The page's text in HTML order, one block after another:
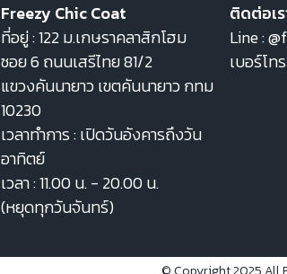
Freezy Chic Coat
ที่อยู่ : 122 ม.เกษราคลาสิกโฮม
ซอย 6 ถนนเสรีไทย 81/2
แขวงคันนายาว เขตคันนายาว กทม
10230
เวลาทำการ : เปิดวันอังคารถึงวัน
อาทิตย์
เวลา : 11.00 น. - 20.00 น.
(หยุดทุกวันจันทร์)
ติดต่อเ
Line :
เบอร์โท